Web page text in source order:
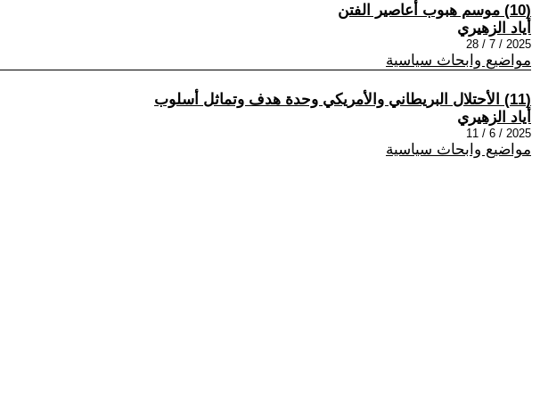
(10) موسم هبوب أعاصير الفتن
أياد الزهيري
2025 / 7 / 28
مواضيع وابحاث سياسية
(11) الأحتلال البريطاني والأمريكي وحدة هدف وتماثل أسلوب
أياد الزهيري
2025 / 6 / 11
مواضيع وابحاث سياسية